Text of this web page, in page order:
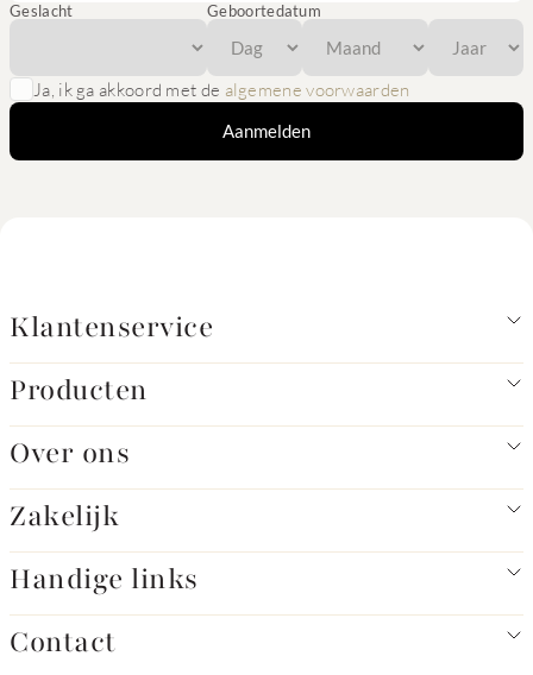
Geslacht Geboortedatum
Ja, ik ga akkoord met de algemene voorwaarden
Aanmelden
Klantenservice
Producten
Over ons
Zakelijk
Handige links
Contact